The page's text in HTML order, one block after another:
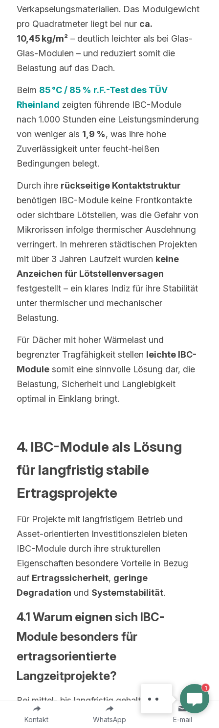
Verkapselungsmaterialien. Das Modulgewicht
pro Quadratmeter liegt bei nur ca.
10,45 kg/m² – deutlich leichter als bei Glas-
Glas-Modulen – und reduziert somit die
Belastung auf das Dach.
Beim 85 °C / 85 % r.F.-Test des TÜV
Rheinland zeigten führende IBC-Module
nach 1.000 Stunden eine Leistungsminderung
von weniger als 1,9 %, was ihre hohe
Zuverlässigkeit unter feucht-heißen
Bedingungen belegt.
Durch ihre rückseitige Kontaktstruktur
benötigen IBC-Module keine Frontkontakte
oder sichtbare Lötstellen, was die Gefahr von
Mikrorissen infolge thermischer Ausdehnung
verringert. In mehreren städtischen Projekten
mit über 3 Jahren Laufzeit wurden keine
Anzeichen für Lötstellenversagen
festgestellt – ein klares Indiz für ihre Stabilität
unter thermischer und mechanischer
Belastung.
Für Dächer mit hoher Wärmelast und
begrenzter Tragfähigkeit stellen leichte IBC-
Module somit eine sinnvolle Lösung dar, die
Belastung, Sicherheit und Langlebigkeit
optimal in Einklang bringt.
4. IBC-Module als Lösung
für langfristig stabile
Ertragsprojekte
Für Projekte mit langfristigem Betrieb und
Asset-orientierten Investitionszielen bieten
IBC-Module durch ihre strukturellen
Eigenschaften besondere Vorteile in Bezug
auf Ertragssicherheit, geringe
Degradation und Systemstabilität.
4.1 Warum eignen sich IBC-
Module besonders für
ertragsorientierte
Langzeitprojekte?
Bei mittel- bis langfristig gehaltenen
Photovoltaikanlagen ist der
MAYSUN SOLAR
Willkommen bei Maysun
Solar! Was können wir für
Sie tun?
1
Kontakt WhatsApp E-mail